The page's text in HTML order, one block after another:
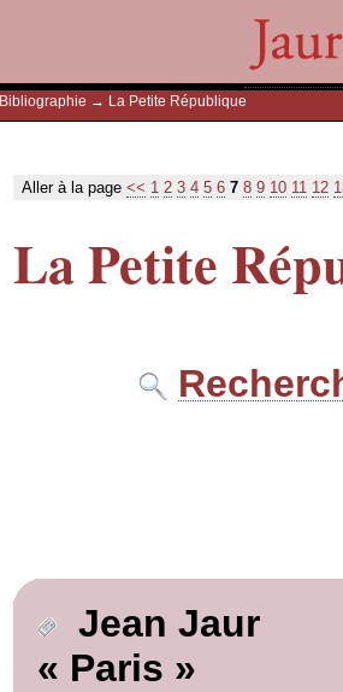
Bibliographie → La Petite République
Aller à la page << 1 2 3 4 5 6 7 8 9 10 11 12
La Petite
Jean Jaur
« Paris »